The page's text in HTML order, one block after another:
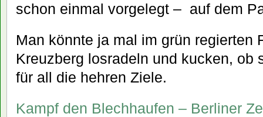
schon einmal vorgelegt – auf dem
Man könnte ja mal im grün regierten
Kreuzberg losradeln und kucken, ob
für all die hehren Ziele.
Kampf den Blechhaufen – Berliner